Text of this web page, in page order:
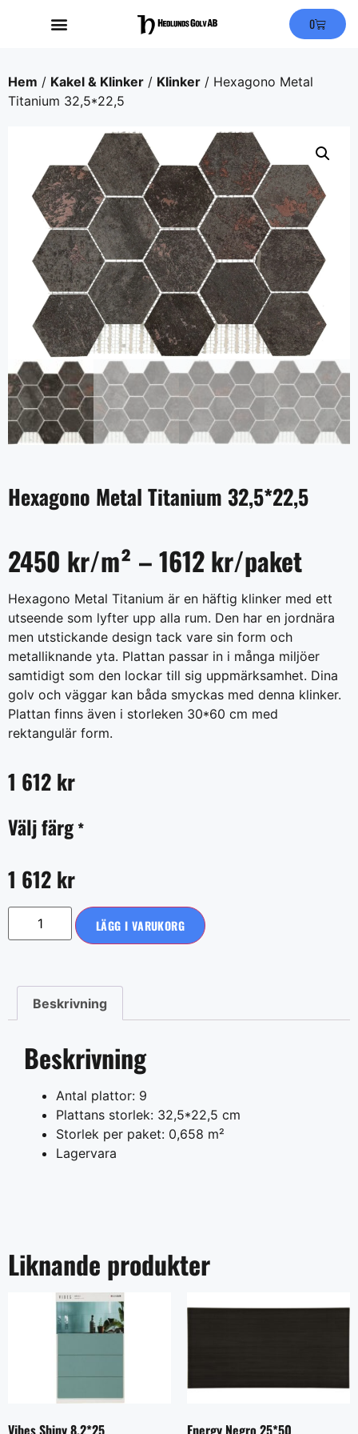
0
Hem / Kakel & Klinker / Klinker / Hexagono Metal
Titanium 32,5*22,5
Hexagono Metal Titanium 32,5*22,5
2450 kr/m² – 1612 kr/paket
Hexagono Metal Titanium är en häftig klinker med ett
utseende som lyfter upp alla rum. Den har en jordnära
men utstickande design tack vare sin form och
metalliknande yta. Plattan passar in i många miljöer
samtidigt som den lockar till sig uppmärksamhet. Dina
golv och väggar kan båda smyckas med denna klinker.
Plattan finns även i storleken 30*60 cm med
rektangulär form.
1 612 kr
Välj färg*
1 612 kr
LÄGG I VARUKORG
Beskrivning
Beskrivning
Antal plattor: 9
Plattans storlek: 32,5*22,5 cm
Storlek per paket: 0,658 m²
Lagervara
Liknande produkter
Vibes Shiny 8,2*25 Energy Negro 25*50